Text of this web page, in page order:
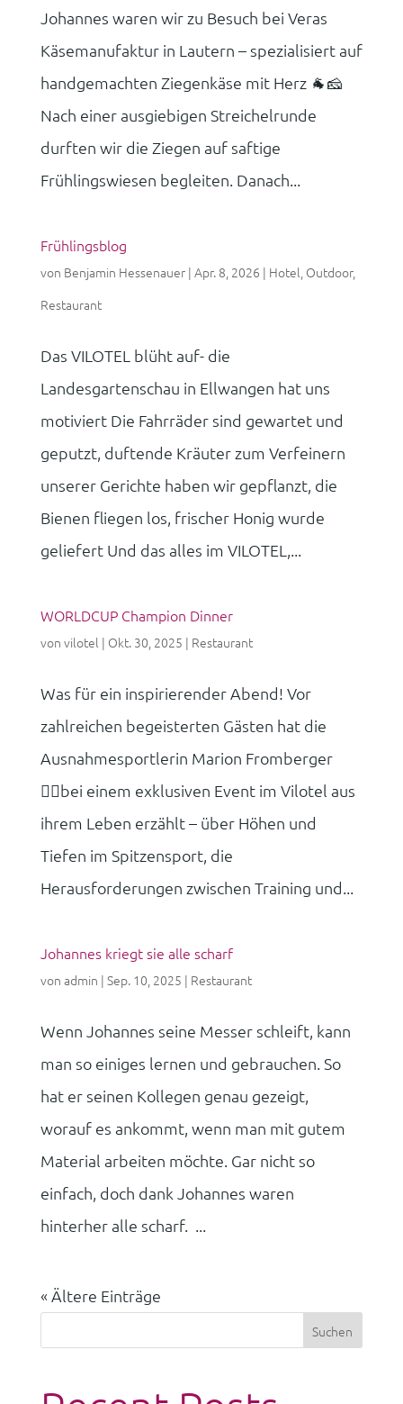
Johannes waren wir zu Besuch bei Veras
Käsemanufaktur in Lautern – spezialisiert auf
handgemachten Ziegenkäse mit Herz 🐐🧀
Nach einer ausgiebigen Streichelrunde
durften wir die Ziegen auf saftige
Frühlingswiesen begleiten. Danach...
Frühlingsblog
von Benjamin Hessenauer| Apr. 8, 2026 | Hotel Outdoor,
Restaurant
Das VILOTEL blüht auf- die
Landesgartenschau in Ellwangen hat uns
motiviert Die Fahrräder sind gewartet und
geputzt, duftende Kräuter zum Verfeinern
unserer Gerichte haben wir gepflanzt, die
Bienen fliegen los, frischer Honig wurde
geliefert Und das alles im VILOTEL,...
WORLDCUP Champion Dinner
von vilotel | Okt. 30, 2025 | Restaurant
Was für ein inspirierender Abend! Vor
zahlreichen begeisterten Gästen hat die
Ausnahmesportlerin Marion Fromberger
🚴‍♂️bei einem exklusiven Event im Vilotel aus
ihrem Leben erzählt – über Höhen und
Tiefen im Spitzensport, die
Herausforderungen zwischen Training und...
Johannes kriegt sie alle scharf
von admin | Sep. 10, 2025 | Restaurant
Wenn Johannes seine Messer schleift, kann
man so einiges lernen und gebrauchen. So
hat er seinen Kollegen genau gezeigt,
worauf es ankommt, wenn man mit gutem
Material arbeiten möchte. Gar nicht so
einfach, doch dank Johannes waren
hinterher alle scharf. ...
« Ältere Einträge
Suchen